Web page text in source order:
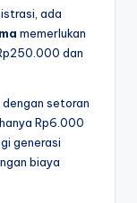
ada
memerlukan
dan
setoran
Rp6.000
generasi
biaya